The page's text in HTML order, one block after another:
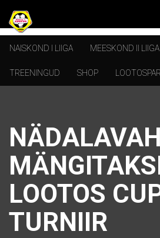
NAISKOND I LIIGA MEESKOND II
TREENINGUD SHOP
LOOTOS
TURNIIR